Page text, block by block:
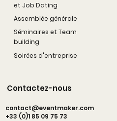
et Job Dating
Assemblée générale
Séminaires et Team
building
Soirées d'entreprise
Contactez-nous
contact@eventmaker.com
+33 (0)1 85 09 75 73